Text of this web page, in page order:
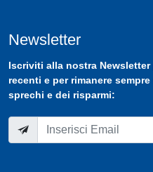
Newsletter
Iscriviti alla nostra Newsletter
recenti e per rimanere
sprechi e dei risparmi: